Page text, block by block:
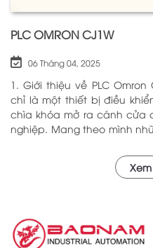
PLC OMRON CJ1W
06 Tháng 04, 2025
1. Giới thiệu về PLC Omron CJ1W PLC Omron
chỉ là một thiết bị điều
chìa khóa mở ra cánh cửa
nghiệp. Mang theo mình
mình qua nhiều năm
nhau. Với khả năng hoạt
Chính vì vậy, việc nắm
Omron CJ1W là điều cần